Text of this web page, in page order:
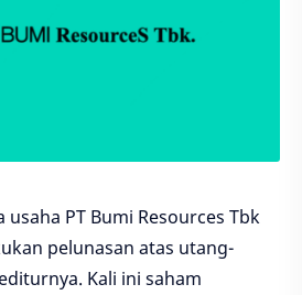
usaha PT Bumi Resources Tbk
pelunasan atas utang-
Kali ini saham